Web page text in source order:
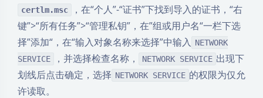
certlm.msc
，在“个人”-“证书”下找到导入的证书，“右
键”>“所有任务”>“管理私钥”，在”组或用户名“一栏下选
择”添加“，在“输入对象名称来选择”中输入
NETWORK
SERVICE
，并选择检查名称， NETWORK SERVICE 出现下
划线后点击确定，选择 NETWORK SERVICE 的权限为仅允
许读取。